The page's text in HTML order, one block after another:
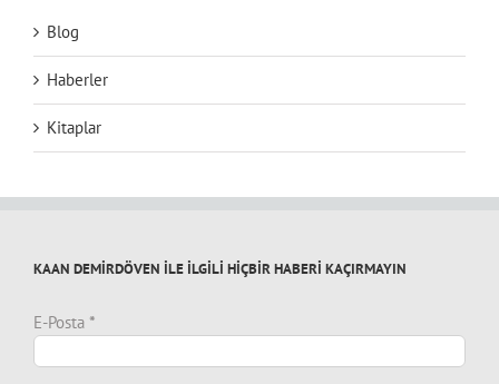
Blog
Haberler
Kitaplar
KAAN DEMİRDÖVEN İLE İLGİLİ HİÇBİR HABERİ KAÇIRMAYIN
E-Posta *